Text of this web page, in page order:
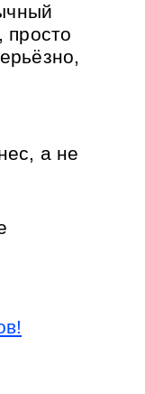
просто
а не